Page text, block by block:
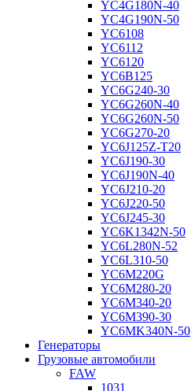
YC4G180N-40
YC4G190N-50
YC6108
YC6112
YC6120
YC6B125
YC6G240-30
YC6G260N-40
YC6G260N-50
YC6G270-20
YC6J125Z-T20
YC6J190-30
YC6J190N-40
YC6J210-20
YC6J220-50
YC6J245-30
YC6K1342N-50
YC6L280N-52
YC6L310-50
YC6M220G
YC6M280-20
YC6M340-20
YC6M390-30
YC6MK340N-50
Генераторы
Грузовые автомобили
FAW
1031